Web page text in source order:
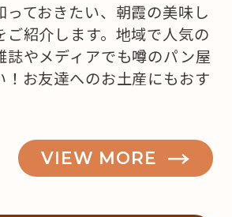
っておきたい、朝霞の美味し
ご紹介します。地域で人気の
誌やメディアでも噂のパン屋
！お友達へのお土産にもおす
VIEW MORE